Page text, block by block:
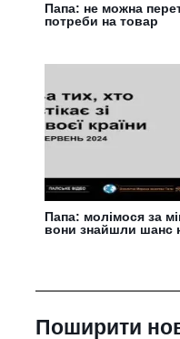
Папа: не можна
потреби на товар
Папа: молімося за
вони знайшли шанс
Поширити